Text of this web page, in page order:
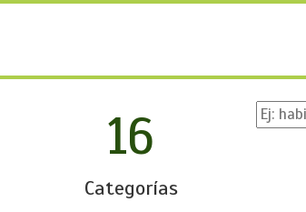
16
Categorías